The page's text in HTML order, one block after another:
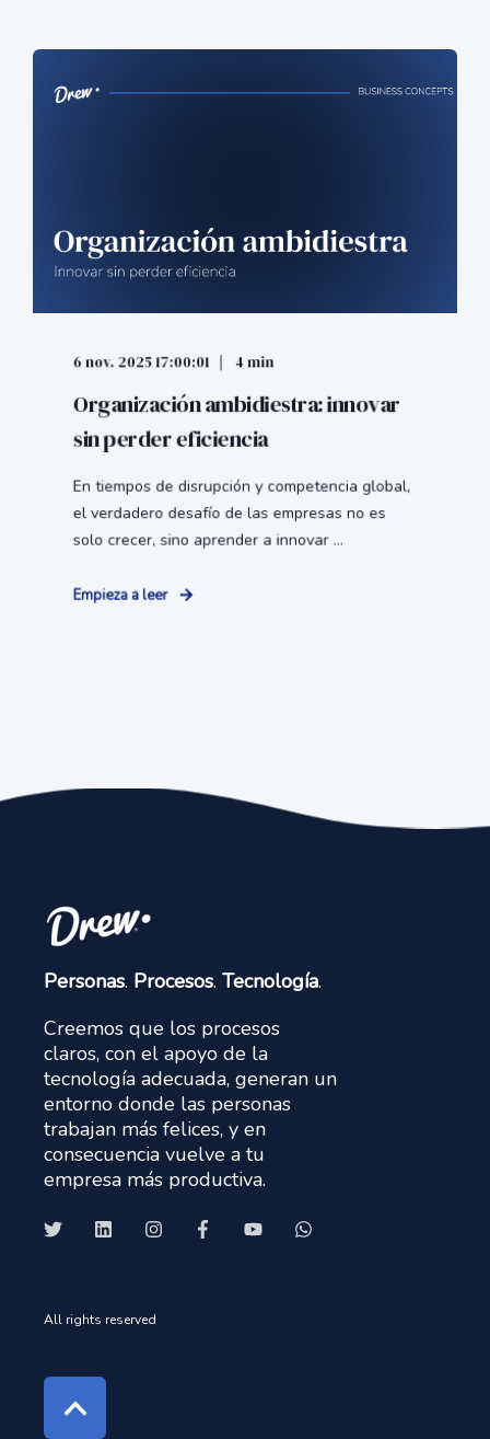
6 nov. 2025 17:00:01 4 min
Organización ambidiestra: innovar
sin perder eficiencia
En tiempos de disrupción y competencia global,
el verdadero desafío de las empresas no es
solo crecer, sino aprender a innovar ...
Empieza a leer
Personas. Procesos. Tecnología.
Creemos que los procesos
claros, con el apoyo de la
tecnología adecuada, generan un
entorno donde las personas
trabajan más felices, y en
consecuencia vuelve a tu
empresa más productiva.
All rights reserved